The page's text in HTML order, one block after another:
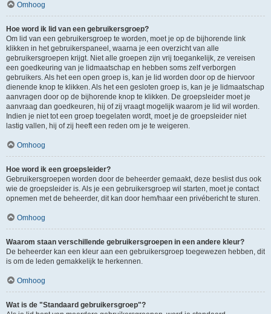
Omhoog
Hoe word ik lid van een gebruikersgroep?
Om lid van een gebruikersgroep te worden, moet je op de bijhorende link
klikken in het gebruikerspaneel, waarna je een overzicht van alle
gebruikersgroepen krijgt. Niet alle groepen zijn vrij toegankelijk, ze vereisen
een goedkeuring van je lidmaatschap en hebben soms zelf verborgen
gebruikers. Als het een open groep is, kan je lid worden door op de hiervoor
dienende knop te klikken. Als het een gesloten groep is, kan je je lidmaatschap
aanvragen door op de bijhorende knop te klikken. De groepsleider moet je
aanvraag dan goedkeuren, hij of zij vraagt mogelijk waarom je lid wil worden.
Indien je niet tot een groep toegelaten wordt, moet je de groepsleider niet
lastig vallen, hij of zij heeft een reden om je te weigeren.
Omhoog
Hoe word ik een groepsleider?
Gebruikersgroepen worden door de beheerder gemaakt, deze beslist dus ook
wie de groepsleider is. Als je een gebruikersgroep wil starten, moet je contact
opnemen met de beheerder, dit kan door hem/haar een privébericht te sturen.
Omhoog
Waarom staan verschillende gebruikersgroepen in een andere kleur?
De beheerder kan een kleur aan een gebruikersgroep toegewezen hebben, dit
is om de leden gemakkelijk te herkennen.
Omhoog
Wat is de "Standaard gebruikersgroep"?